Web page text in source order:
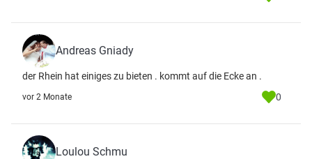
Andreas Gniady
der Rhein hat einiges zu bieten . kommt auf die Ecke an .
vor 2 Monate 0
Loulou Schmu